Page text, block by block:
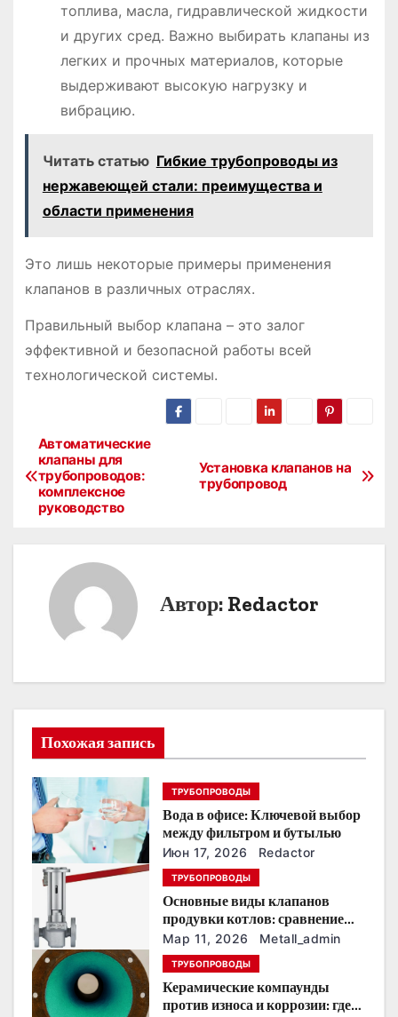
топлива, масла, гидравлической жидкости
и других сред. Важно выбирать клапаны из
легких и прочных материалов, которые
выдерживают высокую нагрузку и
вибрацию.
Читать статью Гибкие трубопроводы из
нержавеющей стали: преимущества и
области применения
Это лишь некоторые примеры применения
клапанов в различных отраслях.
Правильный выбор клапана – это залог
эффективной и безопасной работы всей
технологической системы.
Н
а
я
п
о
з
п
и
с
Установка клапанов на
трубопровод
Автоматические
клапаны для
трубопроводов:
комплексное
руководство
Автор: Redactor
Похожая запись
ТРУБОПРОВОДЫ
Вода в офисе: Ключевой выбор
между фильтром и бутылью
Июн 17, 2026 Redactor
ТРУБОПРОВОДЫ
Основные виды клапанов
продувки котлов: сравнение
устройств и характеристик
Мар 11, 2026 Metall_admin
ТРУБОПРОВОДЫ
Керамические компаунды
против износа и коррозии: где